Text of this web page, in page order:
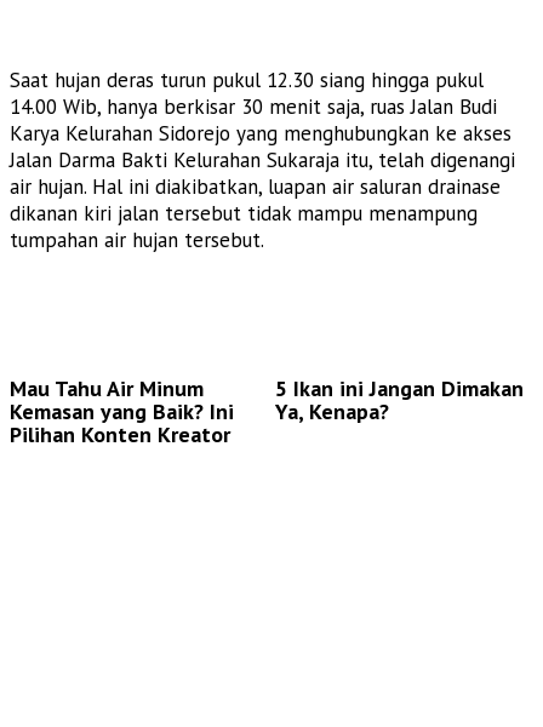
Saat hujan deras turun pukul 12.30 siang hingga pukul
14.00 Wib, hanya berkisar 30 menit saja, ruas Jalan Budi
Karya Kelurahan Sidorejo yang menghubungkan ke akses
Jalan Darma Bakti Kelurahan Sukaraja itu, telah digenangi
air hujan. Hal ini diakibatkan, luapan air saluran drainase
dikanan kiri jalan tersebut tidak mampu menampung
tumpahan air hujan tersebut.
Mau Tahu Air Minum
Kemasan yang Baik? Ini
Pilihan Konten Kreator
5 Ikan ini Jangan Dimakan
Ya, Kenapa?